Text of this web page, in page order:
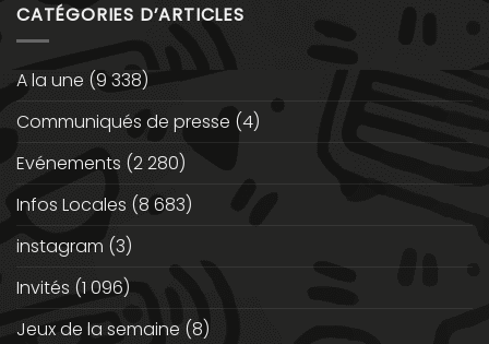
CATÉGORIES D’ARTICLES
A la une (9 338)
Communiqués de presse (4)
Evénements (2 280)
Infos Locales (8 683)
instagram (3)
Invités (1 096)
Jeux de la semaine (8)